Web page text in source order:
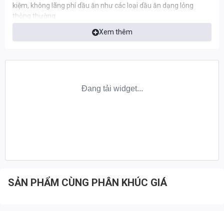
kiệm, không lãng phí dầu ăn như các loại dầu ăn dạng lỏng
thông thường.
Member’s Mark Dầu ăn kiêng Olive Oil là dầu ăn kiêng được ưa
thế cho dầu ăn thông thường. Công thức dầu ăn kiêng đạt tiêu
OIL
Xem thêm
SẢN PHẨM CÙNG PHÂN KHÚC GIÁ